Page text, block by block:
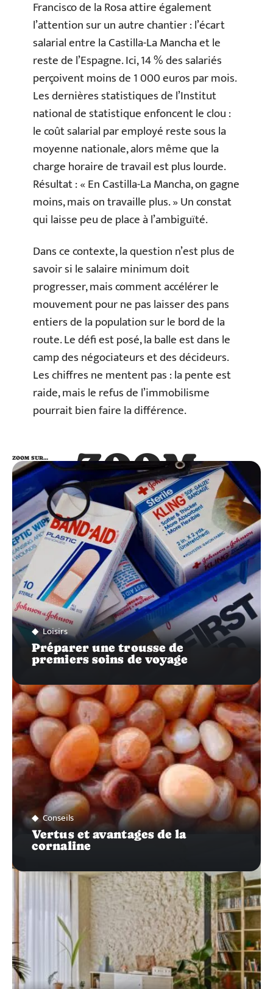
Francisco de la Rosa attire également
l’attention sur un autre chantier : l’écart
salarial entre la Castilla-La Mancha et le
reste de l’Espagne. Ici, 14 % des salariés
perçoivent moins de 1 000 euros par mois.
Les dernières statistiques de l’Institut
national de statistique enfoncent le clou :
le coût salarial par employé reste sous la
moyenne nationale, alors même que la
charge horaire de travail est plus lourde.
Résultat : « En Castilla-La Mancha, on gagne
moins, mais on travaille plus. » Un constat
qui laisse peu de place à l’ambiguïté.
Dans ce contexte, la question n’est plus de
savoir si le salaire minimum doit
progresser, mais comment accélérer le
mouvement pour ne pas laisser des pans
entiers de la population sur le bord de la
route. Le défi est posé, la balle est dans le
camp des négociateurs et des décideurs.
Les chiffres ne mentent pas : la pente est
raide, mais le refus de l’immobilisme
pourrait bien faire la différence.
ZOOM
SUR…
ZOOM SUR…
Loisirs
Préparer une trousse de
premiers soins de voyage
Conseils
Vertus et avantages de la
cornaline